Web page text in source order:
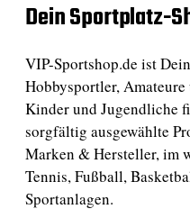
Dein Sportplatz-
VIP-Sportshop.de ist Dein
Hobbysportler,
Kinder und Jugendliche
sorgfältig ausgewählte
Marken & Hersteller, im
Tennis, Fußball,
Sportanlagen.